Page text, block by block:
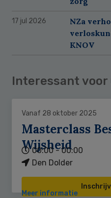
17 jul 2026
NZa
KNOV
Interessant voor
Vanaf 28 oktober 2025
Masterclass
Wijsheid
00:00 - 00:00
Den Dolder
Meer informatie